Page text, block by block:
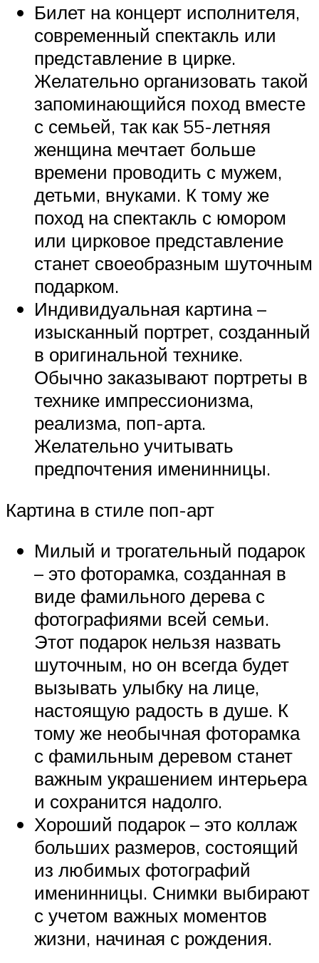
Билет на концерт исполнителя,
современный спектакль или
представление в цирке.
Желательно организовать такой
запоминающийся поход вместе
с семьей, так как 55-летняя
женщина мечтает больше
времени проводить с мужем,
детьми, внуками. К тому же
поход на спектакль с юмором
или цирковое представление
станет своеобразным шуточным
подарком.
Индивидуальная картина –
изысканный портрет, созданный
в оригинальной технике.
Обычно заказывают портреты в
технике импрессионизма,
реализма, поп-арта.
Желательно учитывать
предпочтения именинницы.
Картина в стиле поп-арт
Милый и трогательный подарок
– это фоторамка, созданная в
виде фамильного дерева с
фотографиями всей семьи.
Этот подарок нельзя назвать
шуточным, но он всегда будет
вызывать улыбку на лице,
настоящую радость в душе. К
тому же необычная фоторамка
с фамильным деревом станет
важным украшением интерьера
и сохранится надолго.
Хороший подарок – это коллаж
больших размеров, состоящий
из любимых фотографий
именинницы. Снимки выбирают
с учетом важных моментов
жизни, начиная с рождения.